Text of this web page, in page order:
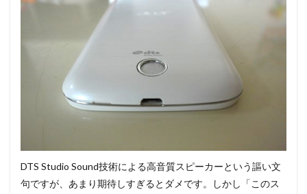
DTS Studio Sound技術による高音質スピーカーという謳い文
句ですが、あまり期待しすぎるとダメです。しかし「このス